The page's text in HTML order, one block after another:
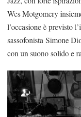
Wes Motgomery
l’occasione è previsto
sassofonista Simone
con un suono solido e